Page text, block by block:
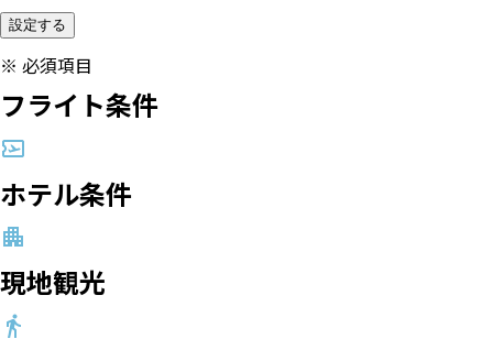
設定する
※ 必須項目
フライト条件
ホテル条件
現地観光